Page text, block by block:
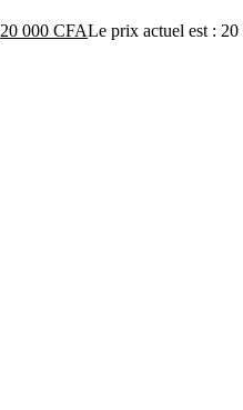
20 000 CFALe prix actuel est :